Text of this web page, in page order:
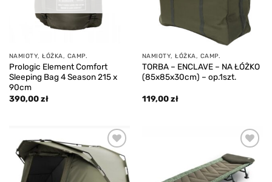
NAMIOTY, ŁÓŻKA, CAMP.
Prologic Element Comfort
Sleeping Bag 4 Season 215 x
90cm
390,00zł
NAMIOTY, ŁÓŻKA, CAMP.
TORBA – ENCLAVE – NA ŁÓŻKO
(85x85x30cm) – op.1szt.
119,00zł
Add to
wishlist
Add to
wishlist